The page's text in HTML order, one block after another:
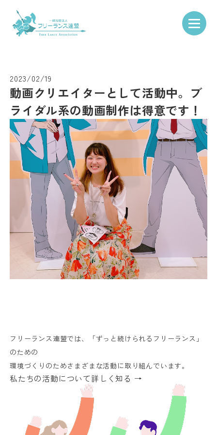
TOP
動画クリエイターとして活動中。ブライダル系の動画制作は得意
です！
2023/02/19
動画クリエイターとして活動中。ブ
ライダル系の動画制作は得意です！
フリーランス連盟では、「ずっと続けられるフリーランス」
のための
環境づくりのためさまざまな活動に取り組んでいます。
私たちの活動について詳しく知る →